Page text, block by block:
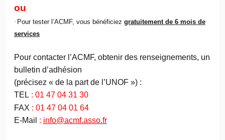
ou
· Pour tester l’ACMF, vous bénéficiez gratuitement de 6 mois de
services
Pour contacter l’ACMF, obtenir des renseignements, un
bulletin d’adhésion
(précisez « de la part de l’UNOF ») :
TEL : 01 47 04 31 30
FAX : 01 47 04 01 64
E-Mail : info@acmf.asso.fr